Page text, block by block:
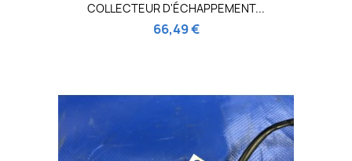
COLLECTEUR D'ÉCHAPPEMENT...
66,49 €